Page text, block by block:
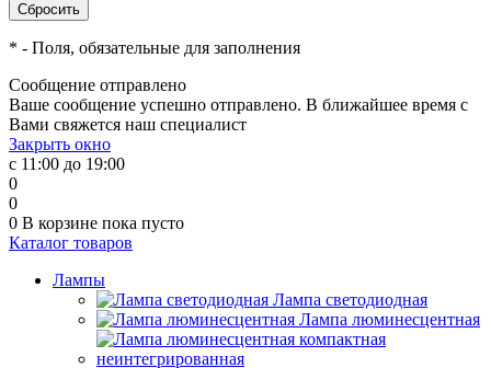
* - Поля, обязательные для заполнения
Сообщение отправлено
Ваше сообщение успешно отправлено. В ближайшее время с
Вами свяжется наш специалист
Закрыть окно
с 11:00 до 19:00
0
0
0 В корзине пока пусто
Каталог товаров
Лампы
Лампа светодиодная
Лампа люминесцентная